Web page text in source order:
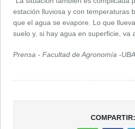
estación lluviosa y con temperaturas
que el agua se evapore. Lo que
suelo y, si hay agua en superficie, va
Prensa - Facultad de Agronomía -UBA
COMPARTIR: